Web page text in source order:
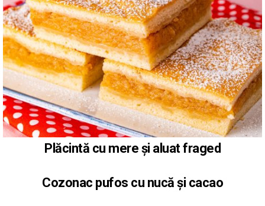
Plăcintă cu mere și aluat fraged
Cozonac pufos cu nucă și cacao